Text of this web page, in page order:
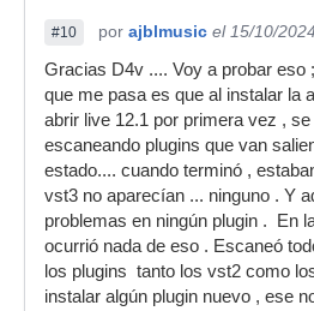
#10 por ajblmusic el 15/10/2024
Gracias D4v .... Voy a probar eso
que me pasa es que al instalar la
abrir live 12.1 por primera vez ,
escaneando plugins que van
estado.... cuando terminó ,
vst3 no aparecían ... ninguno . Y
problemas en ningún plugin . En
ocurrió nada de eso . Escaneó
los plugins tanto los vst2 como
instalar algún plugin nuevo , ese